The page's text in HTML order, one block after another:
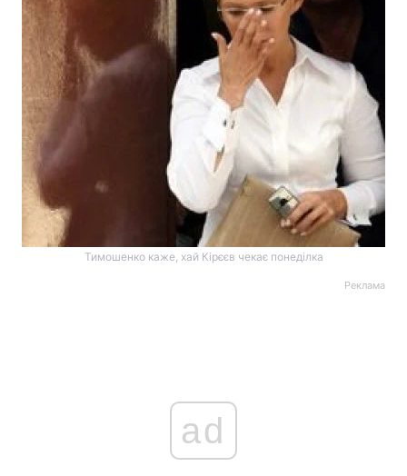
Тимошенко каже, хай Кірєєв чекає понеділка
Реклама
ad